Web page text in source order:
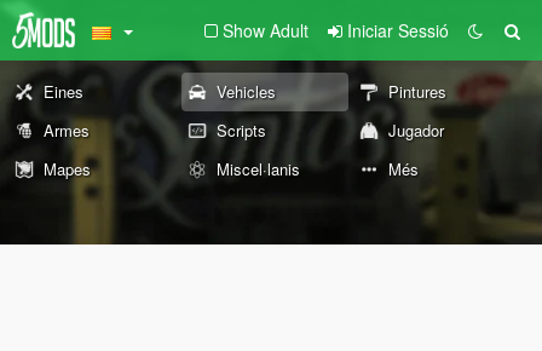
Show Adult Iniciar Sessió
Eines Vehicles
Pintures
Armes
Scripts
Jugador
Mapes
Miscel·lanis Més